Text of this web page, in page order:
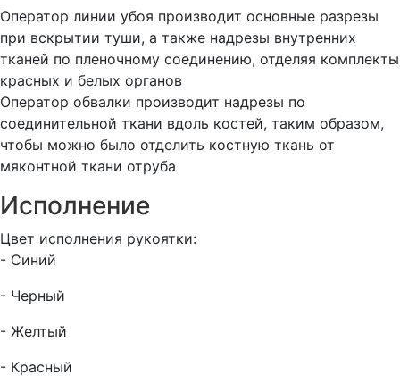
см
прямой
жесткий
широкий
клинок
СИНЯЯ
ручка
Оператор линии убоя производит основные разрезы
при вскрытии туши, а также надрезы внутренних
тканей по пленочному соединению, отделяя комплекты
красных и белых органов
Оператор обвалки производит надрезы по
соединительной ткани вдоль костей, таким образом,
чтобы можно было отделить костную ткань от
мяконтной ткани отруба
Исполнение
Цвет исполнения рукоятки:
- Синий
- Черный
- Желтый
- Красный